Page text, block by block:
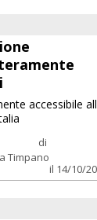
di
Timpano
il 14/10/
accessibile